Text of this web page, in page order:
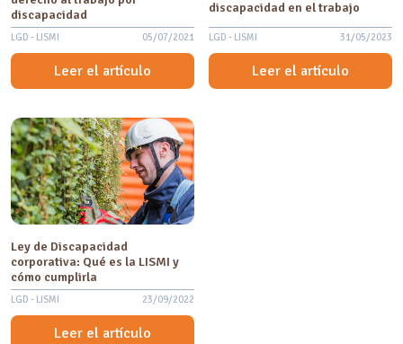
discapacidad
LGD - LISMI 05/07/2021
Leer el artículo
discapacidad en el trabajo
LGD - LISMI 31/05/2023
Leer el artículo
Ley de Discapacidad
corporativa: Qué es la LISMI y
cómo cumplirla
LGD - LISMI 23/09/2022
Leer el artículo